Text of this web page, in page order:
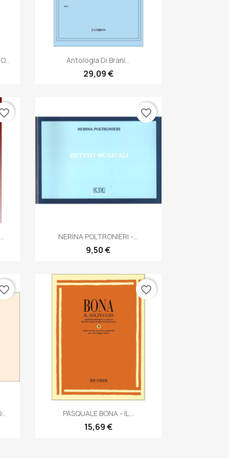
Anteprima
Antologia Di Brani...
29,09 €
 Anteprima
NERINA POLTRONIERI -...
9,50 €
favorite_border
Anteprima
PASQUALE BONA - IL...
15,69 €
favorite_border